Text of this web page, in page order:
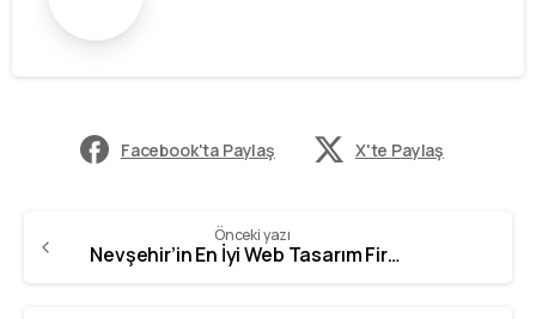
Facebook'ta Paylaş X'te Paylaş
Önceki yazı
Nevşehir’in En İyi Web Tasarım Firması